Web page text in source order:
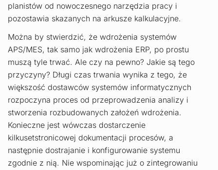
planistów od nowoczesnego narzędzia pracy i
pozostawia skazanych na arkusze kalkulacyjne.
Można by stwierdzić, że wdrożenia systemów
APS/MES, tak samo jak wdrożenia ERP, po prostu
muszą tyle trwać. Ale czy na pewno? Jakie są tego
przyczyny? Długi czas trwania wynika z tego, że
większość dostawców systemów informatycznych
rozpoczyna proces od przeprowadzenia analizy i
stworzenia rozbudowanych założeń wdrożenia.
Konieczne jest wówczas dostarczenie
kilkusetstronicowej dokumentacji procesów, a
następnie dostrajanie i konfigurowanie systemu
zgodnie z nią. Nie wspominając już o zintegrowaniu